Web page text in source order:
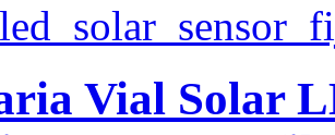
Vial Solar